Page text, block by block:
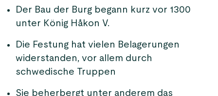
Der Bau der Burg begann kurz vor 1300
unter König Håkon V.
Die Festung hat vielen Belagerungen
widerstanden, vor allem durch
schwedische Truppen
Sie beherbergt unter anderem das